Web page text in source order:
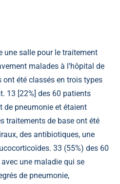
une salle pour le traitement
malades à l’hôpital de
été classés en trois types
13 [22%] des 60 patients
pneumonie et étaient
traitements de base ont été
des antibiotiques, une
33 (55%) des 60
une maladie qui se
de pneumonie,